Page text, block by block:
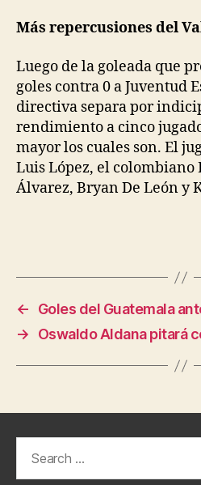
Más repercusiones del
Luego de la goleada que
goles contra 0 a Juventud
directiva separa por
rendimiento a cinco
mayor los cuales son. El
Luis López, el colombiano
Álvarez, Bryan De León y
←
Goles del Guatemala
→
Oswaldo Aldana pitará